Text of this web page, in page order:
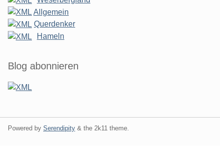
Allgemein
Querdenker
Hameln
Blog abonnieren
Powered by Serendipity & the 2k11 theme.